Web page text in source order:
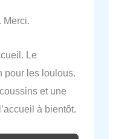
Merci.
Le
pour les loulous.
et une
à bientôt.